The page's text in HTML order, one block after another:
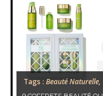
Tags : Beauté Naturelle,